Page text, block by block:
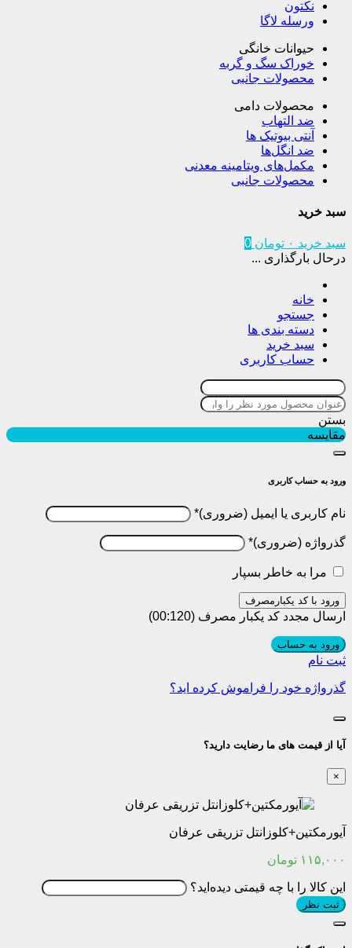
نکتون
ورسله لاگا
حیوانات خانگی
خوراک سگ و گربه
محصولات جانبی
محصولات دامی
ضد التهاب
آنتی بیوتیک ها
ضد انگل‌ها
مکمل‌های ویتامینه معدنی
محصولات جانبی
سبد خرید
سبد خرید ۰ تومان 0
درحال بارگذاری ...
خانه
جستجو
دسته بندی ها
سبد خرید
حساب کاربری
بستن
مقایسه
ورود به حساب کاربری
نام کاربری یا ایمیل *
گذرواژه *
مرا به خاطر بسپار
ورود با کد یکبارمصرف
ارسال مجدد کد یکبار مصرف (00:
120
)
ورود به حساب
ثبت نام
گذرواژه خود را فراموش کرده اید؟
آیا از قیمت های ما رضایت دارید؟
×
آیورمکتین+کلوزانتل تزریقی عرفان
۱۱۵,۰۰۰ تومان
این کالا را با چه قیمتی دیده‌اید؟
ثبت نظر